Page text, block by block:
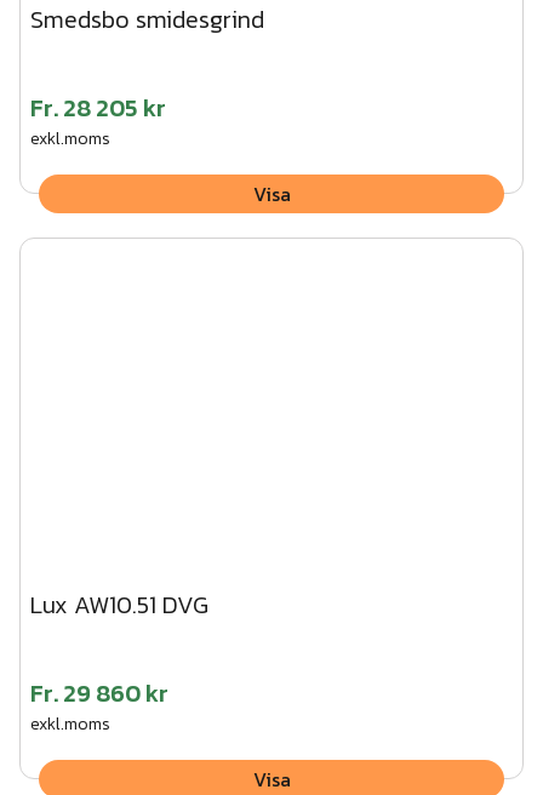
Smedsbo smidesgrind
Fr.28 205 kr
exkl.moms
Visa
Lux AW10.51 DVG
Fr.29 860 kr
exkl.moms
Visa